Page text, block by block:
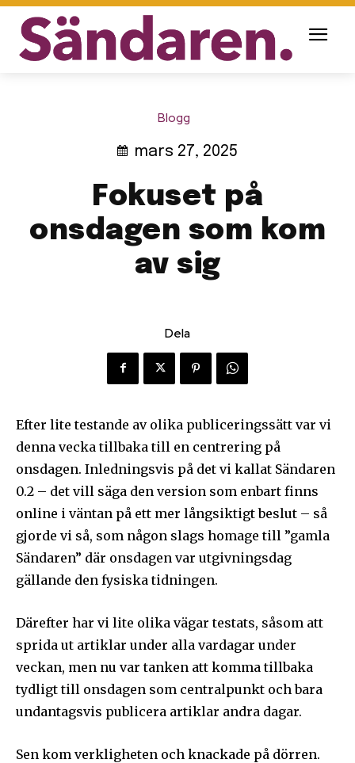
Blogg
mars 27, 2025
Fokuset på
onsdagen som kom
av sig
Dela
Efter lite testande av olika publiceringssätt var vi
denna vecka tillbaka till en centrering på
onsdagen. Inledningsvis på det vi kallat Sändaren
0.2 – det vill säga den version som enbart finns
online i väntan på ett mer långsiktigt beslut – så
gjorde vi så, som någon slags homage till ”gamla
Sändaren” där onsdagen var utgivningsdag
gällande den fysiska tidningen.
Därefter har vi lite olika vägar testats, såsom att
sprida ut artiklar under alla vardagar under
veckan, men nu var tanken att komma tillbaka
tydligt till onsdagen som centralpunkt och bara
undantagsvis publicera artiklar andra dagar.
Sen kom verkligheten och knackade på dörren.